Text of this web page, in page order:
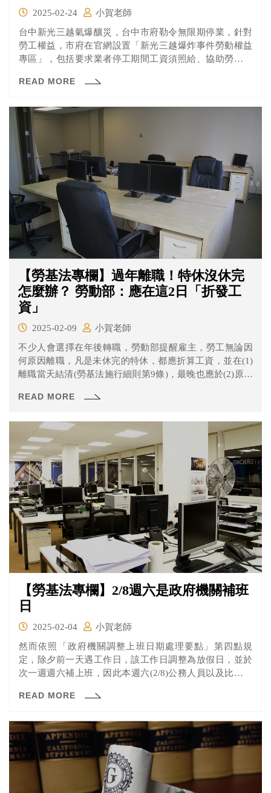
2025-02-24
小賀老師
台中新光三越氣爆釀災，台中市府勒令無限期停業，針對
勞工權益，市府在官網設置「新光三越爆炸事件勞動權益
專區」，包括要求業者停工期間工資須照給、協助勞工轉
動法令或權益事項申請問題，可撥打市府1999專線或至勞
READ MORE
【勞基法專欄】過年離職！特休沒休完
怎麼辦？ 勞動部：應在這2日「折發工
資」
2025-02-09
小賀老師
不少人會選擇在年後轉職，勞動部提醒雇主，勞工無論因
何原因離職，凡是未休完的特休，都應折算工資，並在(1)
離職當天結清(勞基法施行細則第9條)，最晚也應於(2)原定
READ MORE
【勞基法專欄】2/8週六是政府機關補班
日
2025-02-04
小賀老師
然而依照「政府機關調整上班日期處理要點」第四點規
定，除夕前一天遇工作日，該工作日調整為放假日，並於
次一週週六補上班，因此本週六(2/8)公務人員以及比照政
READ MORE